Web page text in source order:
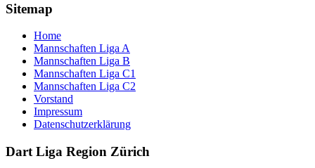
Sitemap
Home
Mannschaften Liga A
Mannschaften Liga B
Mannschaften Liga C1
Mannschaften Liga C2
Vorstand
Impressum
Datenschutzerklärung
Dart Liga Region Zürich